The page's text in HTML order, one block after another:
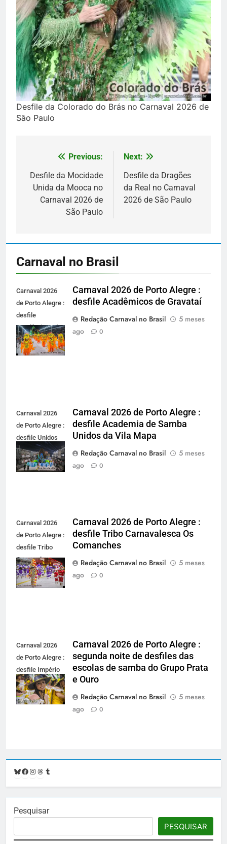
Desfile da Colorado do Brás no Carnaval 2026 de
São Paulo
Navegação
de
Post
Previous:
Desfile da Mocidade
Unida da Mooca no
Carnaval 2026 de
São Paulo
Next:
Desfile da Dragões
da Real no Carnaval
2026 de São Paulo
Carnaval no Brasil
Carnaval 2026
de Porto Alegre :
desfile
Acadêmicos de
Gravataí -
carnavalnobrasil.com.br
Carnaval 2026 de Porto Alegre :
desfile Acadêmicos de Gravataí
Redação Carnaval no Brasil
5 meses
ago
0
Carnaval 2026
de Porto Alegre :
desfile Unidos
da Vila Mapa -
carnavalnobrasil.com.br
Carnaval 2026 de Porto Alegre :
desfile Academia de Samba
Unidos da Vila Mapa
Redação Carnaval no Brasil
5 meses
ago
0
Carnaval 2026
de Porto Alegre :
desfile Tribo
Carnavalesca
Os Comanches -
carnavalnobrasil.com.br
Carnaval 2026 de Porto Alegre :
desfile Tribo Carnavalesca Os
Comanches
Redação Carnaval no Brasil
5 meses
ago
0
Carnaval 2026
de Porto Alegre :
desfile Império
do Sol -
carnavalnobrasil.com.br
Carnaval 2026 de Porto Alegre :
segunda noite de desfiles das
escolas de samba do Grupo Prata
e Ouro
Redação Carnaval no Brasil
5 meses
ago
0
Bluesky
Facebook
Instagram
Threads
Pesquisar
PESQUISAR